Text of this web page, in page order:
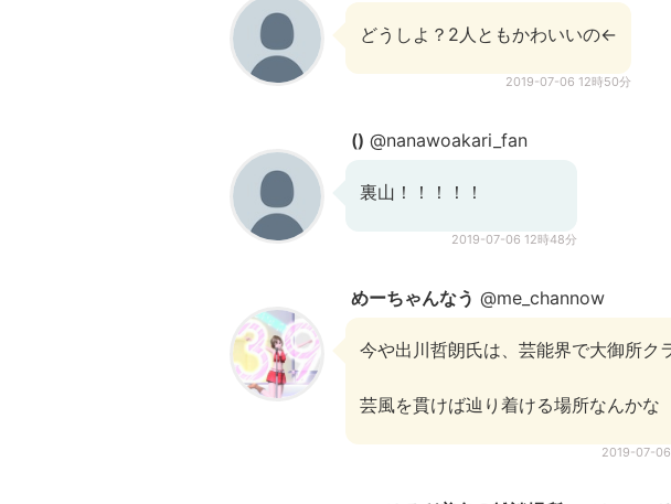
どうしよ？2人ともかわいいの←
2019-07-06 12時50分
() @nanawoakari_fan
裏山！！！！！
2019-07-06 12時48分
めーちゃんなう @me_channow
今や出川哲朗氏は、芸能界で大御所ク
芸風を貫けば辿り着ける場所なんかな
2019-07-